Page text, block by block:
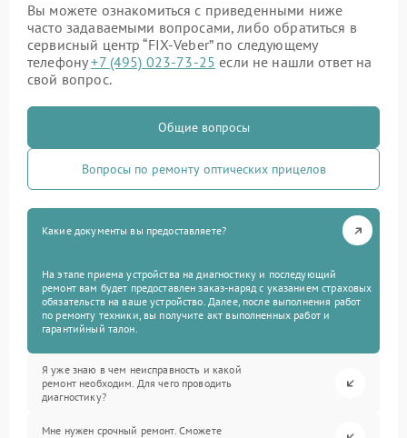
Вы можете ознакомиться с приведенными ниже
часто задаваемыми вопросами, либо обратиться в
сервисный центр “FIX-Veber” по следующему
телефону+7 (495) 023-73-25 если не нашли ответ на
свой вопрос.
Общие вопросы
Вопросы по ремонту оптических прицелов
Какие документы вы предоставляете?
На этапе приема устройства на диагностику и последующий
ремонт вам будет предоставлен заказ-наряд с указанием страховых
обязательств на ваше устройство. Далее, после выполнения работ
по ремонту техники, вы получите акт выполненных работ и
гарантийный талон.
Я уже знаю в чем неисправность и какой
ремонт необходим. Для чего проводить
диагностику?
Мне нужен срочный ремонт. Сможете